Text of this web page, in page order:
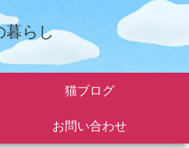
暮らし
猫ブログ
お問い合わせ